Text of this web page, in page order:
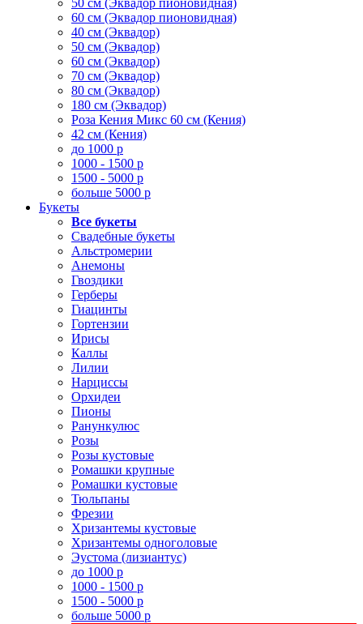
50 см (Эквадор пионовидная)
60 см (Эквадор пионовидная)
40 см (Эквадор)
50 см (Эквадор)
60 см (Эквадор)
70 см (Эквадор)
80 см (Эквадор)
180 см (Эквадор)
Роза Кения Микс 60 см (Кения)
42 см (Кения)
до 1000 р
1000 - 1500 р
1500 - 5000 р
больше 5000 р
Букеты
Все букеты
Свадебные букеты
Альстромерии
Анемоны
Гвоздики
Герберы
Гиацинты
Гортензии
Ирисы
Каллы
Лилии
Нарциссы
Орхидеи
Пионы
Ранункулюс
Розы
Розы кустовые
Ромашки крупные
Ромашки кустовые
Тюльпаны
Фрезии
Хризантемы кустовые
Хризантемы одноголовые
Эустома (лизиантус)
до 1000 р
1000 - 1500 р
1500 - 5000 р
больше 5000 р